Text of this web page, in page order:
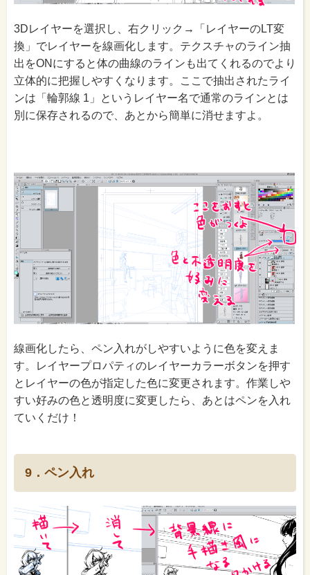
3Dレイヤーを選択し、右クリック→「レイヤーのLT変
換」でレイヤーを線画化します。テクスチャのライン抽
出をONにすると体の曲線のラインも出てくれるのでより
立体的に把握しやすくなります。ここで抽出されたライ
ンは「輪郭線 1」というレイヤー名で通常のラインとは
別に保存されるので、あとから簡単に消せますよ。
線画化したら、ペン入れがしやすいように色を変えま
す。レイヤープロパティのレイヤーカラーボタンを押す
とレイヤーの色が指定した色に変更されます。作業しや
すい好みの色と透明度に変更したら、あとはペンを入れ
ていくだけ！
9．ペン入れ